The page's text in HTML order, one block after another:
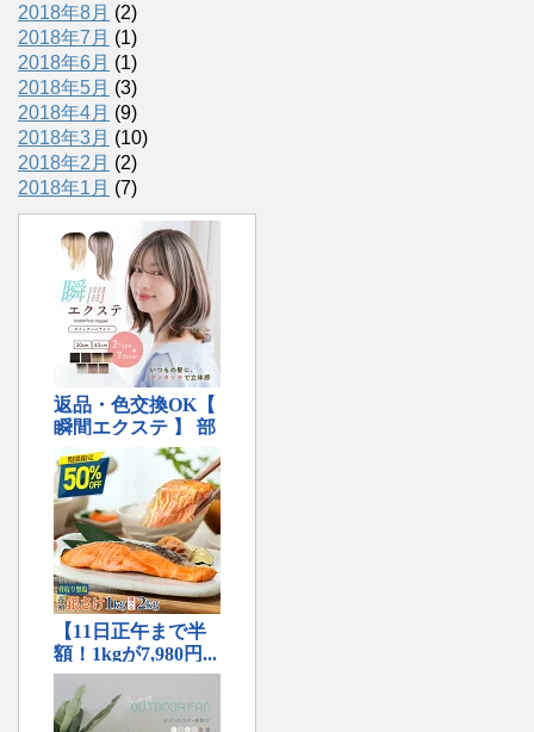
2018年8月 (2)
2018年7月 (1)
2018年6月 (1)
2018年5月 (3)
2018年4月 (9)
2018年3月 (10)
2018年2月 (2)
2018年1月 (7)